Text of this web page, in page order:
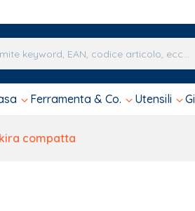
Ferramenta & Co. Utensili
compatta